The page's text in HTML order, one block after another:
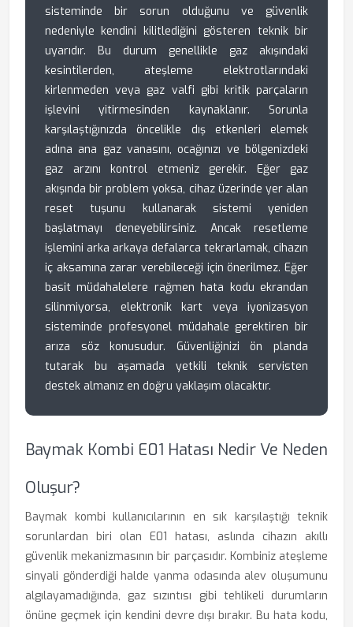
sisteminde bir sorun olduğunu ve güvenlik
nedeniyle kendini kilitlediğini gösteren teknik bir
uyarıdır. Bu durum genellikle gaz akışındaki
kesintilerden, ateşleme elektrotlarındaki
kirlenmeden veya gaz valfi gibi kritik parçaların
işlevini yitirmesinden kaynaklanır. Sorunla
karşılaştığınızda öncelikle dış etkenleri elemek
adına ana gaz vanasını, ocağınızı ve bölgenizdeki
gaz arzını kontrol etmeniz gerekir. Eğer gaz
akışında bir problem yoksa, cihaz üzerinde yer alan
reset tuşunu kullanarak sistemi yeniden
başlatmayı deneyebilirsiniz. Ancak resetleme
işlemini arka arkaya defalarca tekrarlamak, cihazın
iç aksamına zarar verebileceği için önerilmez. Eğer
basit müdahalelere rağmen hata kodu ekrandan
silinmiyorsa, elektronik kart veya iyonizasyon
sisteminde profesyonel müdahale gerektiren bir
arıza söz konusudur. Güvenliğinizi ön planda
tutarak bu aşamada yetkili teknik servisten
destek almanız en doğru yaklaşım olacaktır.
Baymak Kombi E01 Hatası Nedir Ve Neden
Oluşur?
Baymak kombi kullanıcılarının en sık karşılaştığı teknik
sorunlardan biri olan E01 hatası, aslında cihazın akıllı
güvenlik mekanizmasının bir parçasıdır. Kombiniz ateşleme
sinyali gönderdiği halde yanma odasında alev oluşumunu
algılayamadığında, gaz sızıntısı gibi tehlikeli durumların
önüne geçmek için kendini devre dışı bırakır. Bu hata kodu,